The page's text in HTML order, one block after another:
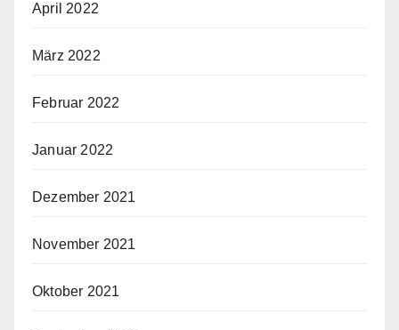
April 2022
März 2022
Februar 2022
Januar 2022
Dezember 2021
November 2021
Oktober 2021